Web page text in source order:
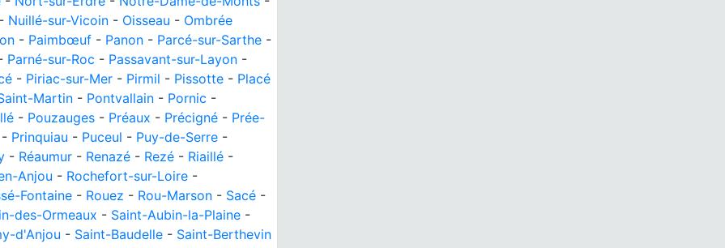
- Nuillé-sur-Vicoin - Oisseau - Ombrée
- Paimbœuf - Panon - Parcé-sur-Sarthe -
Parné-sur-Roc - Passavant-sur-Layon -
- Piriac-sur-Mer - Pirmil - Pissotte - Placé
Martin - Pontvallain - Pornic -
- Pouzauges - Préaux - Précigné - Prée-
- Prinquiau - Puceul - Puy-de-Serre -
- Réaumur - Renazé - Rezé - Riaillé -
Anjou - Rochefort-sur-Loire -
Fontaine - Rouez - Rou-Marson - Sacé -
des-Ormeaux - Saint-Aubin-la-Plaine -
d'Anjou - Saint-Baudelle - Saint-Berthevin